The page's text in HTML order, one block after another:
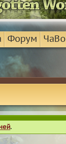
Форум ЧаВо
.